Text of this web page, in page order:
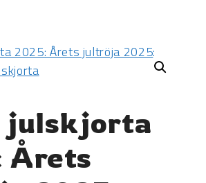
julskjorta
Årets